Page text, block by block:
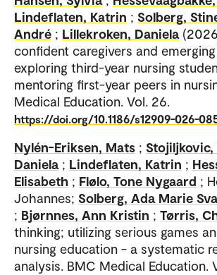
Lindeflaten, Katrin ; Solberg,
André ; Lillekroken, Daniela
confident caregivers and
exploring third-year nursing
mentoring first-year peers in
Medical Education. Vol. 26.
https://doi.org/10.1186/s12909-026-
Nylén-Eriksen, Mats ;
Daniela ; Lindeflaten, Katrin ;
Elisabeth ; Flølo, Tone Nygaard ;
Johannes; Solberg, Ada Marie
; Bjørnnes, Ann Kristin ; Tørris,
thinking; utilizing serious games
nursing education - a systematic
analysis. BMC Medical Education.